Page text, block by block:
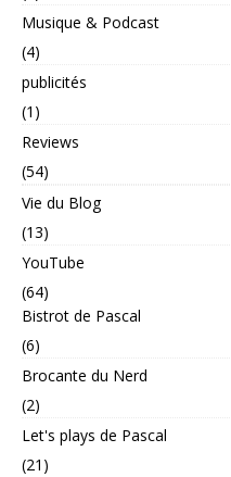
Musique & Podcast
(4)
publicités
(1)
Reviews
(54)
Vie du Blog
(13)
YouTube
(64)
Bistrot de Pascal
(6)
Brocante du Nerd
(2)
Let's plays de Pascal
(21)